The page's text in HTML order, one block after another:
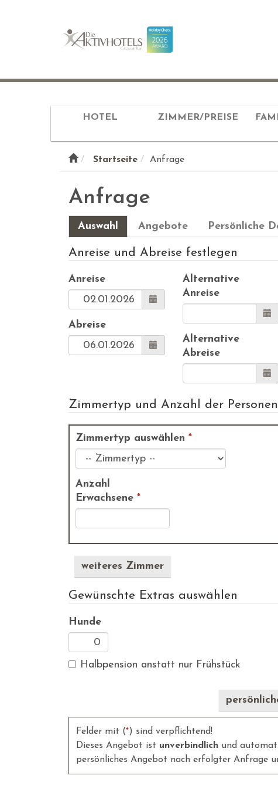
HOTEL ZIMMER/PREISE
Startseite Anfrage
Anfrage
Auswahl Angebote Persönliche
Anreise und Abreise festlegen
Anreise
Abreise
Alternative
Anreise
Alternative
Abreise
Zimmertyp und Anzahl der
Zimmertyp auswählen *
Anzahl
Erwachsene *
weiteres Zimmer
Gewünschte Extras auswählen
Hunde
Halbpension anstatt nur Frühstück
Felder mit (*) sind verpflichtend!
Dieses Angebot ist unverbindlich und
persönliches Angebot nach erfolgter Anfrage